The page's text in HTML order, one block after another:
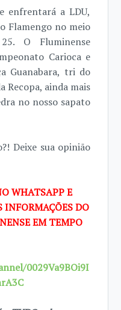
enfrentará a LDU,
Flamengo no meio
O Fluminense
Carioca e
Guanabara, tri do
ainda mais
no nosso sapato
Deixe sua opinião
WHATSAPP E
INFORMAÇÕES DO
EM TEMPO
0029Va9BOi9I